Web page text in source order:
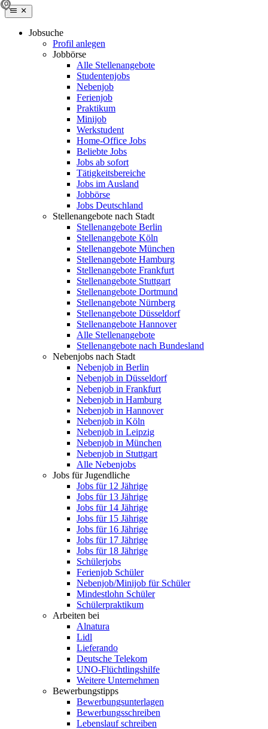
Jobsuche
Profil anlegen
Jobbörse
Alle Stellenangebote
Studentenjobs
Nebenjob
Ferienjob
Praktikum
Minijob
Werkstudent
Home-Office Jobs
Beliebte Jobs
Jobs ab sofort
Tätigkeitsbereiche
Jobs im Ausland
Jobbörse
Jobs Deutschland
Stellenangebote nach Stadt
Stellenangebote Berlin
Stellenangebote Köln
Stellenangebote München
Stellenangebote Hamburg
Stellenangebote Frankfurt
Stellenangebote Stuttgart
Stellenangebote Dortmund
Stellenangebote Nürnberg
Stellenangebote Düsseldorf
Stellenangebote Hannover
Alle Stellenangebote
Stellenangebote nach Bundesland
Nebenjobs nach Stadt
Nebenjob in Berlin
Nebenjob in Düsseldorf
Nebenjob in Frankfurt
Nebenjob in Hamburg
Nebenjob in Hannover
Nebenjob in Köln
Nebenjob in Leipzig
Nebenjob in München
Nebenjob in Stuttgart
Alle Nebenjobs
Jobs für Jugendliche
Jobs für 12 Jährige
Jobs für 13 Jährige
Jobs für 14 Jährige
Jobs für 15 Jährige
Jobs für 16 Jährige
Jobs für 17 Jährige
Jobs für 18 Jährige
Schülerjobs
Ferienjob Schüler
Nebenjob/Minijob für Schüler
Mindestlohn Schüler
Schülerpraktikum
Arbeiten bei
Alnatura
Lidl
Lieferando
Deutsche Telekom
UNO-Flüchtlingshilfe
Weitere Unternehmen
Bewerbungstipps
Bewerbungsunterlagen
Bewerbungsschreiben
Lebenslauf schreiben